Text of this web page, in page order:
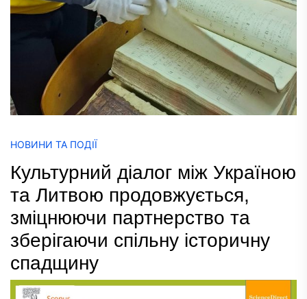
НОВИНИ ТА ПОДІЇ
Культурний діалог між Україною
та Литвою продовжується,
зміцнюючи партнерство та
зберігаючи спільну історичну
спадщину